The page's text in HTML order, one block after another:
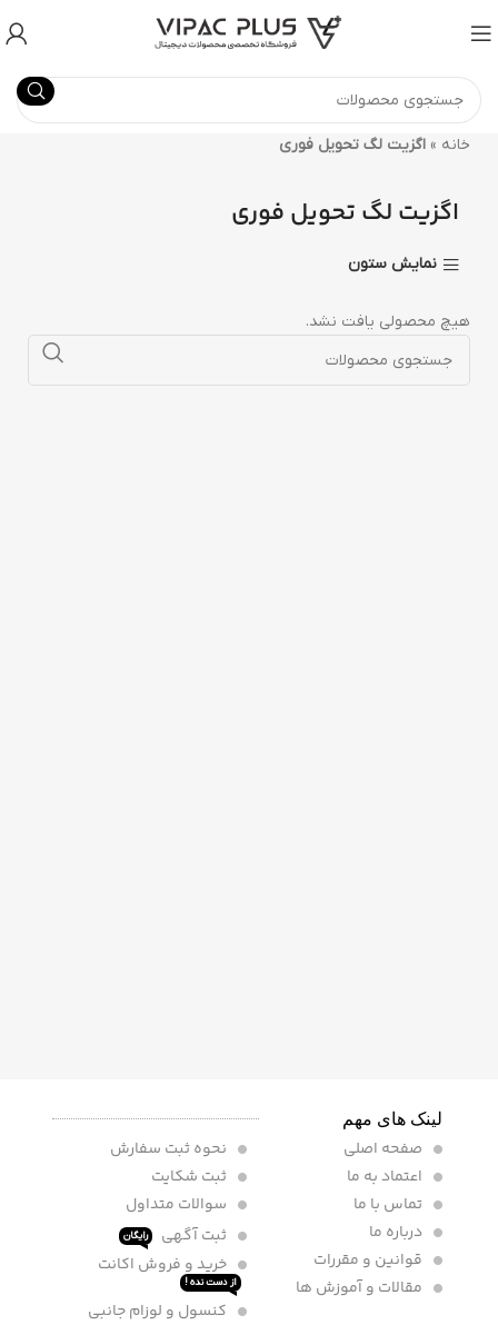
خانه » اگزیت لگ تحویل فوری
اگزیت لگ تحویل فوری
نمایش ستون
هیچ محصولی یافت نشد.
لینک های مهم
صفحه اصلی
اعتماد به ما
تماس با ما
درباره ما
قوانین و مقررات
مقالات و آموزش ها
نحوه ثبت سفارش
ثبت شکایت
سوالات متداول
ثبت آگهی
رایگان
خرید و فروش اکانت
از دست نده !
کنسول و لوزام جانبی